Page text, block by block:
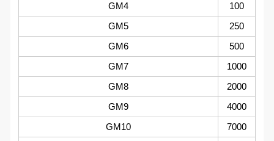
GM4
100
GM5
250
GM6
500
GM7
1000
GM8
2000
GM9
4000
GM10
7000